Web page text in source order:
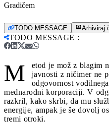
Gradičem
TODO MESSAGE Arhiviraj
TODO MESSAGE :
M
etod je mož z blagim
javnosti z ničimer ne
odgovornost
mednarodni korporaciji. V
razkril, kako skrbi, da mu
energije, ampak je še dovolj
tremi otroki.